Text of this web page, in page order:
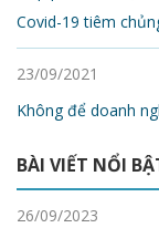
Covid-19 tiêm
23/09/2021
Không để doanh
BÀI VIẾT NỔI
26/09/2023